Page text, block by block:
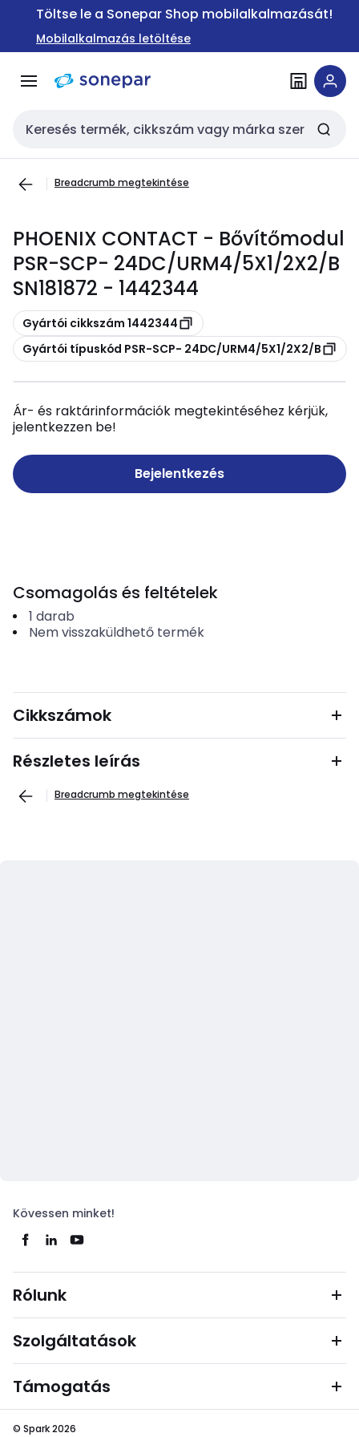
Ugrás a
Ugrás a
tartalomra
Töltse le a Sonepar Shop mobilalkalmazását!
Mobilalkalmazás letöltése
Keresési bemenet
Breadcrumb megtekintése
PHOENIX CONTACT - Bővítőmodul
PSR-SCP- 24DC/URM4/5X1/2X2/B
SN181872 - 1442344
Másolás
Gyártói cikkszám 1442344
Másolás
Gyártói típuskód PSR-SCP- 24DC/URM4/5X1/2X2/B
Ár- és raktárinformációk megtekintéséhez kérjük,
jelentkezzen be!
Bejelentkezés
Csomagolás és feltételek
1 darab
Nem visszaküldhető termék
Cikkszámok
Részletes leírás
Breadcrumb megtekintése
Kövessen minket!
Rólunk
Szolgáltatások
Támogatás
© Spark 2026